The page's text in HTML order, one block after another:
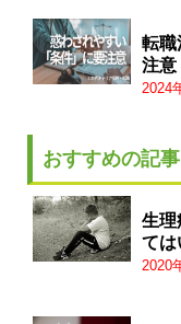
転職
注意
2024
おすすめの記
生理
ては
2020